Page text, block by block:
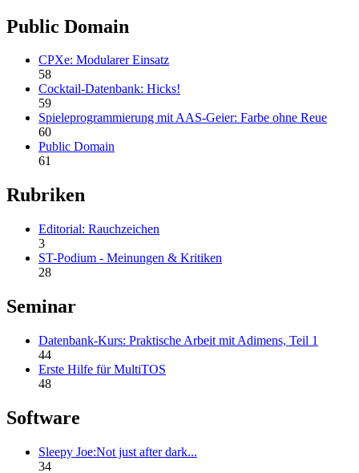
Public Domain
CPXe: Modularer Einsatz
58
Cocktail-Datenbank: Hicks!
59
Spieleprogrammierung mit AAS-Geier: Farbe ohne Reue
60
Public Domain
61
Rubriken
Editorial: Rauchzeichen
3
ST-Podium - Meinungen & Kritiken
28
Seminar
Datenbank-Kurs: Praktische Arbeit mit Adimens, Teil 1
44
Erste Hilfe für MultiTOS
48
Software
Sleepy Joe:Not just after dark...
34